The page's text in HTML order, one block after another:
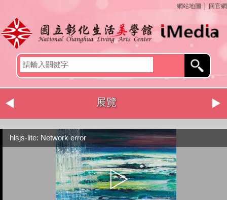
網站地圖 回官網
展覽
hlsjs-lite: Network error